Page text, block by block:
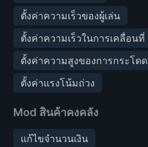
ตั้งค่าความเร็วของผู้เล่น
ตั้งค่าความเร็วในการเคลื่อนที่
ตั้งค่าความสูงของการกระโดด
ตั้งค่าแรงโน้มถ่วง
Mod สินค้าคงคลัง
แก้ไขจำนวนเงิน